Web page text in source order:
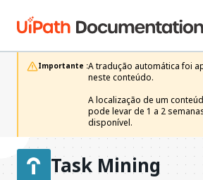
Importante :A tradução automática foi
neste conteúdo.
A localização de um
pode levar de 1 a 2
disponível.
Task Mining